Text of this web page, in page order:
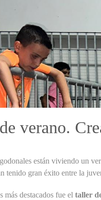
verano.
están viviendo un
tenido gran éxito entre la
más destacados fue el taller